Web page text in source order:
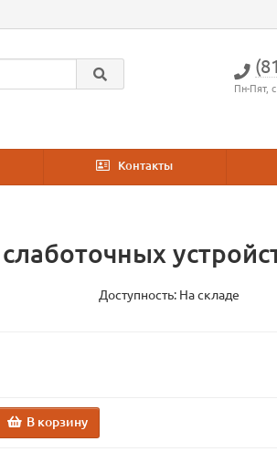
Пн-Пят,
Контакты
Доступность: На складе
В корзину